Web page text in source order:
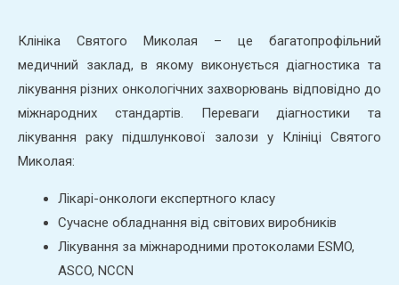
Клініка Святого Миколая – це багатопрофільний
медичний заклад, в якому виконується діагностика та
лікування різних онкологічних захворювань відповідно до
міжнародних стандартів. Переваги діагностики та
лікування раку підшлункової залози у Клініці Святого
Миколая:
Лікарі-онкологи експертного класу
Сучасне обладнання від світових виробників
Лікування за міжнародними протоколами ESMO,
ASCO, NCCN